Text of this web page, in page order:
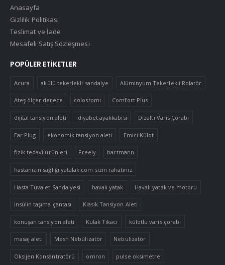
Anasayfa
Gizlilik Politikası
Teslimat ve İade
Mesafeli Satış Sözleşmesi
POPÜLER ETIKETLER
Acura akülü tekerlekli sandalye Alüminyum Tekerlekli Rolatör
Ateş ölçer derece colostomi Comfort Plus
dijital tansiyon aleti diyabet ayakkabisi Dizaltı Varis Çorabı
Ear Plug ekonomik tansiyon aleti Emici Külot
fizik tedavi ürünleri Freely hartmann
hastanızın sağlığı yatalak.com sizin rahatınız
Hasta Tuvalet Sandalyesi havalı yatak Havalı yatak ve motoru
insülin taşıma çantası Klasik Tansiyon Aleti
konuşan tansiyon aleti Kulak Tıkacı külotlu varis çorabı
masaj aleti Mesh Nebülizatör Nebulizatör
Oksijen Konsantratörü omron pulse oksimetre